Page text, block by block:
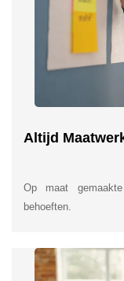
Altijd
Op maat
behoeften.